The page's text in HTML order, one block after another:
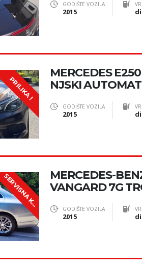
GODIŠTE VOZILA
2015
PRILIKA !
MERCEDES
NJSKI AUTOMAT
GODIŠTE VOZILA
2015
S
E
R
V
I
S
N
A
K
N
J
I
Ž
I
C
A
MERCEDES-
VANGARD 7G
GODIŠTE VOZILA
2015